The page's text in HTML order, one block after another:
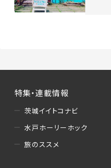
特集・連載情報
茨城イイトコナビ
水戸ホーリーホック
旅のススメ